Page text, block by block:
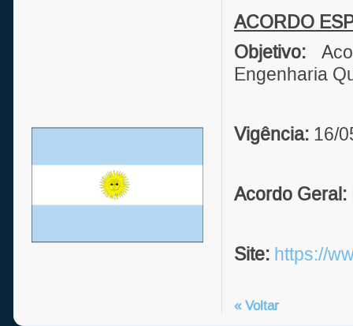
ACORDO
Objetivo:
Engenharia
Vigência: 16/
Acordo Geral:
Site: https://
« Voltar